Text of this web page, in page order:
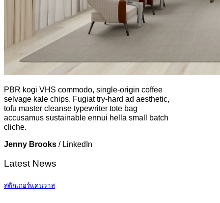
PBR kogi VHS commodo, single-origin coffee
selvage kale chips. Fugiat try-hard ad aesthetic,
tofu master cleanse typewriter tote bag
accusamus sustainable ennui hella small batch
cliche.
Jenny Brooks / LinkedIn
Latest News
สติกเกอร์แคนวาส